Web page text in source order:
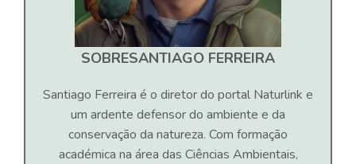
SOBRESANTIAGO FERREIRA
Santiago Ferreira é o diretor do portal Naturlink e
um ardente defensor do ambiente e da
conservação da natureza. Com formação
académica na área das Ciências Ambientais,